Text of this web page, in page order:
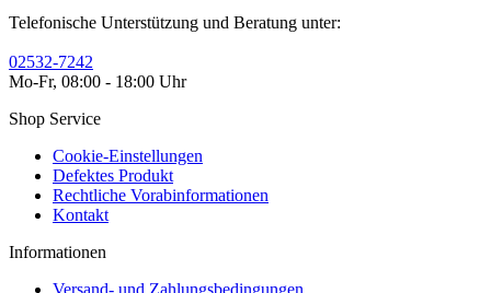
Telefonische Unterstützung und Beratung unter:
02532-7242
Mo-Fr, 08:00 - 18:00 Uhr
Shop Service
Cookie-Einstellungen
Defektes Produkt
Rechtliche Vorabinformationen
Kontakt
Informationen
Versand- und Zahlungsbedingungen